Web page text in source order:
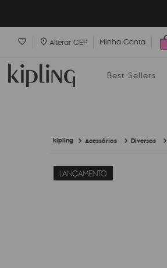
Alterar CEP Minha Conta
Best Sellers
Acessórios Diversos
LANÇAMENTO